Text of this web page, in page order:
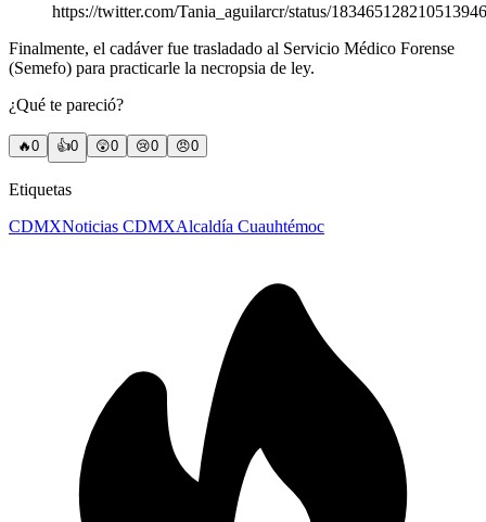
https://twitter.com/Tania_aguilarcr/status/
Finalmente, el cadáver fue trasladado al Servicio Médico Forense
(Semefo) para practicarle la necropsia de ley.
¿Qué te pareció?
🔥0 👍0 😲0 😢0 😠0
Etiquetas
CDMXNoticias CDMXAlcaldía Cuauhtémoc